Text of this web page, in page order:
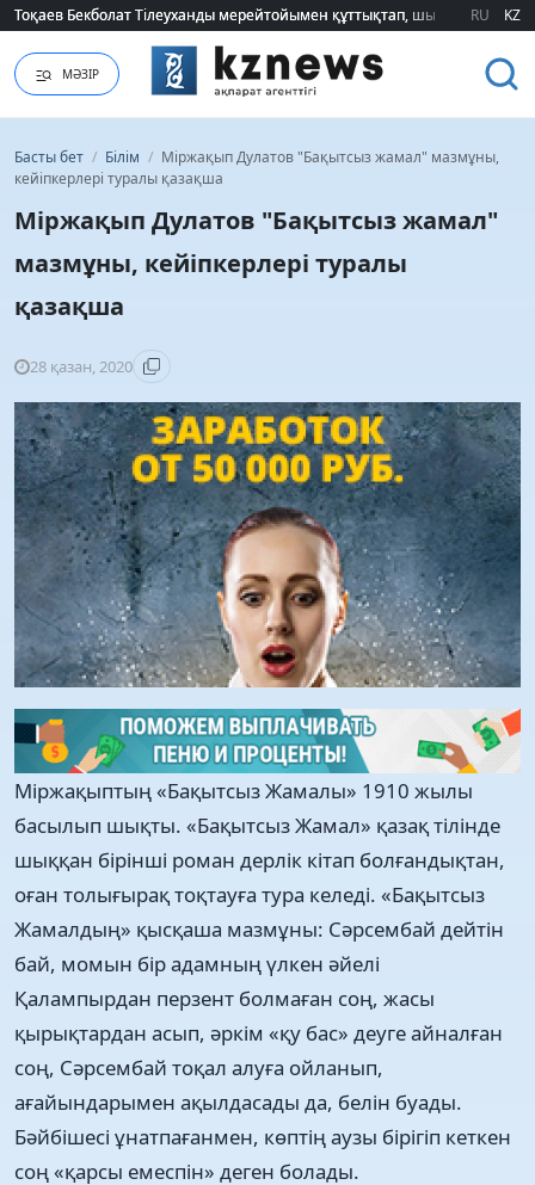
Тоқаев Бекболат Тілеуханды мерейтойымен құттықтап, шығармашылық
Тоқаев Бекболат Тілеуханды мерейтойымен құттықтап, шығармашылық
RU KZ
МӘЗІР
Басты бет / Білім / Міржақып Дулатов "Бақытсыз жамал" мазмұны,
кейіпкерлері туралы қазақша
Міржақып Дулатов "Бақытсыз жамал"
мазмұны, кейіпкерлері туралы
қазақша
28 қазан, 2020
Міржақыптың «Бақытсыз Жамалы» 1910 жылы
басылып шықты. «Бақытсыз Жамал» қазақ тілінде
шыққан бірінші роман дерлік кітап болғандықтан,
оған толығырақ тоқтауға тура келеді. «Бақытсыз
Жамалдың» қысқаша мазмұны: Сəрсембай дейтін
бай, момын бір адамның үлкен əйелі
Қалампырдан перзент болмаған соң, жасы
қырықтардан асып, əркім «қу бас» деуге айналған
соң, Сəрсембай тоқал алуға ойланып,
ағайындарымен ақылдасады да, белін буады.
Бəйбішесі ұнатпағанмен, көптің аузы бірігіп кеткен
соң «қарсы емеспін» деген болады.